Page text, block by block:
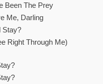
Been The Prey
Me, Darling
Stay?
Right Through Me)